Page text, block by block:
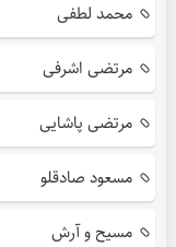
محمد لطفی
مرتضی اشرفی
مرتضی پاشایی
مسعود صادقلو
مسیح و آرش